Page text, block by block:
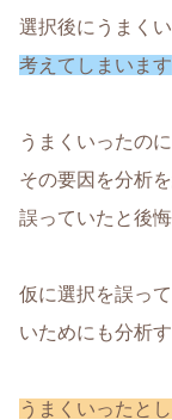
選択後にうまくい
考えてしまいます
うまくいったの
その要因を分析
誤っていたと後
仮に選択を誤っ
いためにも分析
うまくいったと